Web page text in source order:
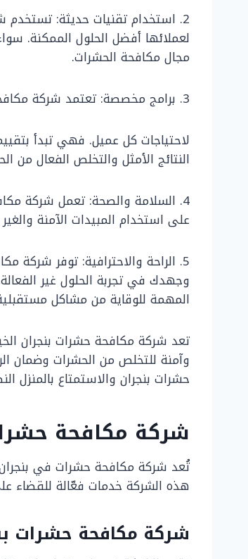
2. استخدام تقنيات حديثة: تستخدم
لعملائها أفضل الحلول الممكنة.
مجال مكافحة الحشرات.
3. برامج مخصصة: تعتمد شركة مكافحة حشرات بنجران على تقديم حلول مخصصة
لاحتياجات كل عميل. فهي تبدأ
النتائج الأمثل والتخلص الفعال من
4. السلامة والصحة: تعمل شركة
على استخدام المبيدات الآمنة
5. الراحة والاحترافية: توفر
وجهدك في تجربة الحلول غير
المهمة للوقاية من مشاكل
تعد شركة مكافحة حشرات بنجران
وآمنة للتخلص من الحشرات وضمان
حشرات بنجران والاستمتاع بالمنزل
شركة مكافحة
تُعد شركة مكافحة حشرات في بنجران
هذه الشركة خدمات فعّالة للقضاء
شركة مكافحة حشرات